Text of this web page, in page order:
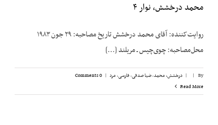
محمد درخشش، نوار ۴
روایت‌کننده: آقای محمد درخشش تاریخ مصاحبه: ۲۹ جون ۱۹۸۳
محل‌مصاحبه: چوی‌چیس ـ مریلند [...]
By
|
| درخشش،‌ محمد,ضیا صدقی,فارسی,مرد |
0 Comments
Read More